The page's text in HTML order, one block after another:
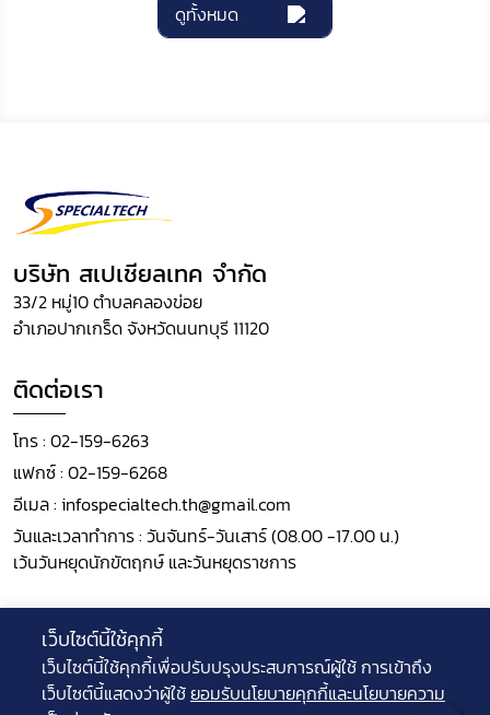
ดูทั้งหมด
บริษัท สเปเชียลเทค จำกัด
33/2 หมู่10 ตำบลคลองข่อย
อำเภอปากเกร็ด จังหวัดนนทบุรี 11120
ติดต่อเรา
โทร : 02-159-6263
แฟกซ์ : 02-159-6268
อีเมล : infospecialtech.th@gmail.com
วันและเวลาทำการ : วันจันทร์-วันเสาร์ (08.00 -17.00 น.)
เว้นวันหยุดนักขัตฤกษ์ และวันหยุดราชการ
ติดตามเรา
เว็บไซต์นี้ใช้คุกกี้
เว็บไซต์นี้ใช้คุกกี้เพื่อปรับปรุงประสบการณ์ผู้ใช้ การเข้าถึง
เว็บไซต์นี้แสดงว่าผู้ใช้ยอมรับนโยบายคุกกี้และนโยบายความ